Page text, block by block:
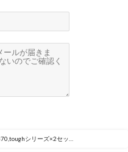
シリーズ×2セッ